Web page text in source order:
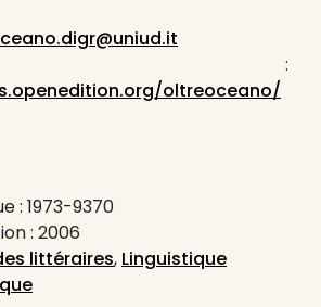
:
oltreoceano/
: 1973-9370
: 2006
littéraires, Linguistique